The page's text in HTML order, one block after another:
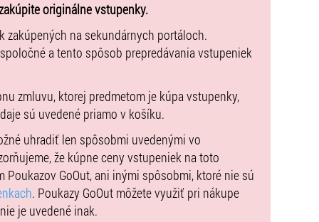
a kriminálničky. Ženy, o ktorých píšem, sú
pracujú, nie sú ani chudobné, ani bohaté,"
stoviek repríz.
pre všetkých mužov, ktorí chcú nahliadnuť do
nich točí... Príďte si predstavenie pozrieť, výkon
vtipné, inokedy dojemné, veď nejde o nič viac a
života.
originálne vstupenky.
na sekundárnych portáloch.
a tento spôsob prepredávania vstupeniek
zmluvu, ktorej predmetom je kúpa vstupenky,
sú uvedené priamo v košíku.
uhradiť len spôsobmi uvedenými vo
že kúpne ceny vstupeniek na toto
GoOut, ani inými spôsobmi, ktoré nie sú
. Poukazy GoOut môžete využiť pri nákupe
je uvedené inak.